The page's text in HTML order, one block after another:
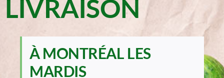
LIVRAISON
À MONTRÉAL LES
MARDIS